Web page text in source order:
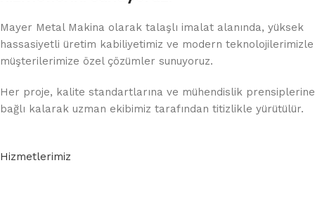
Mayer Metal Makina olarak talaşlı imalat alanında, yüksek
hassasiyetli üretim kabiliyetimiz ve modern teknolojilerimizle
müşterilerimize özel çözümler sunuyoruz.
Her proje, kalite standartlarına ve mühendislik prensiplerine
bağlı kalarak uzman ekibimiz tarafından titizlikle yürütülür.
Hizmetlerimiz